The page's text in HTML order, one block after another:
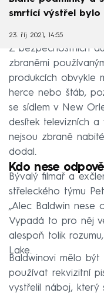
smrtící výstřel
23. říj 2021, 14:55
Z bezpečnostních
zbraněmi
produkcích obvykle
herce nebo štáb,
se sídlem v New
desítek televizních a
nejsou zbraně
dodal.
Kdo nese
Bývalý filmař a
střeleckého týmu
„Alec Baldwin nese
Vypadá to pro něj
alespoň tolik
Lake.
Baldwinovi mělo
používat rekvizitní
vystřelil náboj, který